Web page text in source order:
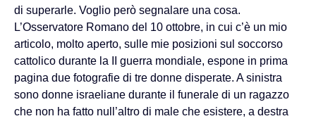
di superarle. Voglio però segnalare una cosa.
L’Osservatore Romano del 10 ottobre, in cui c’è un mio
articolo, molto aperto, sulle mie posizioni sul soccorso
cattolico durante la II guerra mondiale, espone in prima
pagina due fotografie di tre donne disperate. A sinistra
sono donne israeliane durante il funerale di un ragazzo
che non ha fatto null’altro di male che esistere, a destra